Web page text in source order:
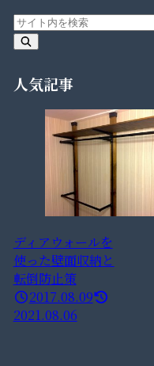
人気記事
ディアウォールを
使った壁面収納と
転倒防止策
2017.08.09
2021.08.06